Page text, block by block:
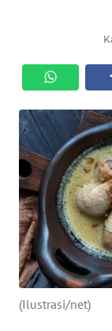
(Ilustrasi/net)
SERBI
OPINI
Informasi
INDEKS
BERITA
KONTAK
KAMI
INFO
IKLAN